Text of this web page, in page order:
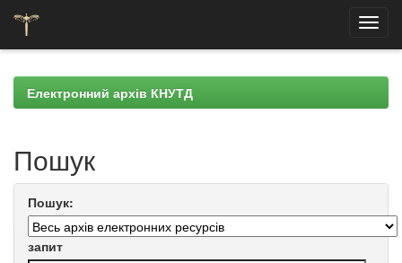
navigationЕлектронний архів КНУТД
Пошук
Пошук:
запит